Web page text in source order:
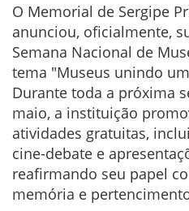
O Memorial de Sergipe
anunciou, oficialmente,
Semana Nacional de
tema "Museus unindo
Durante toda a próxima
maio, a instituição
atividades gratuitas,
cine-debate e
reafirmando seu papel
memória e